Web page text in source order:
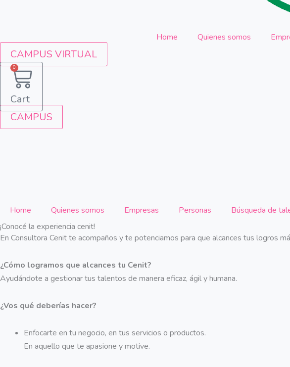
Home Quienes somos
CAMPUS VIRTUAL
0
Cart
CAMPUS
Home Quienes somos Empresas Personas Búsqueda de
¡Conocé la experiencia cenit!
En Consultora Cenit te acompaños y te potenciamos para que alcances tus logros
¿Cómo logramos que alcances tu Cenit?
Ayudándote a gestionar tus talentos de manera eficaz, ágil y humana.
¿Vos qué deberías hacer?
Enfocarte en tu negocio, en tus servicios o productos.
En aquello que te apasione y motive.